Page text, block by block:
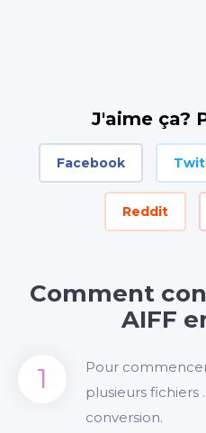
J'aime ça?
Facebook
Reddit
Comment
AIFF
1
Pour
plusieurs fichiers
conversion.